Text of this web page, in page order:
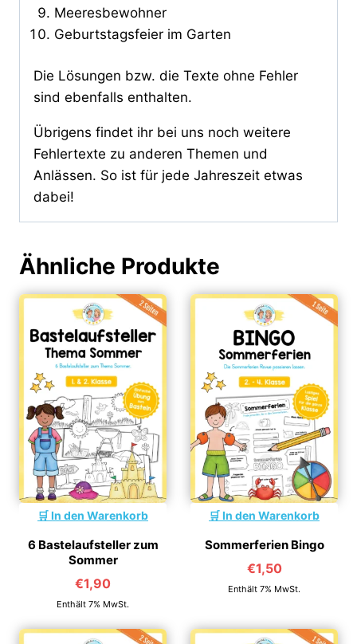
Meeresbewohner
Geburtstagsfeier im Garten
Die Lösungen bzw. die Texte ohne Fehler
sind ebenfalls enthalten.
Übrigens findet ihr bei uns noch weitere
Fehlertexte zu anderen Themen und
Anlässen. So ist für jede Jahreszeit etwas
dabei!
Ähnliche Produkte
In den Warenkorb
6 Bastelaufsteller zum
Sommer
€1,90
Enthält 7% MwSt.
In den Warenkorb
Sommerferien Bingo
€1,50
Enthält 7% MwSt.